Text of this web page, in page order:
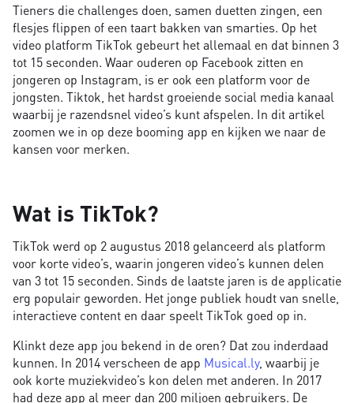
Tieners die challenges doen, samen duetten zingen, een
flesjes flippen of een taart bakken van smarties. Op het
video platform TikTok gebeurt het allemaal en dat binnen 3
tot 15 seconden. Waar ouderen op Facebook zitten en
jongeren op Instagram, is er ook een platform voor de
jongsten. Tiktok, het hardst groeiende social media kanaal
waarbij je razendsnel video’s kunt afspelen. In dit artikel
zoomen we in op deze booming app en kijken we naar de
kansen voor merken.
Wat is TikTok?
TikTok werd op 2 augustus 2018 gelanceerd als platform
voor korte video’s, waarin jongeren video’s kunnen delen
van 3 tot 15 seconden. Sinds de laatste jaren is de applicatie
erg populair geworden. Het jonge publiek houdt van snelle,
interactieve content en daar speelt TikTok goed op in.
Klinkt deze app jou bekend in de oren? Dat zou inderdaad
kunnen. In 2014 verscheen de app Musical.ly, waarbij je
ook korte muziekvideo’s kon delen met anderen. In 2017
had deze app al meer dan 200 miljoen gebruikers. De